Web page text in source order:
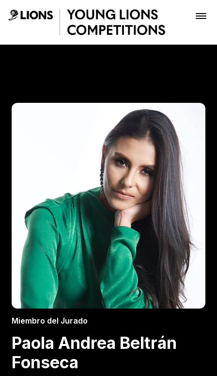
Saltar al contenido principal
Inscribir
Boletería
Miembro del Jurado
Paola Andrea Beltrán
Fonseca